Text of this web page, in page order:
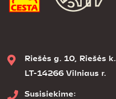
Riešės g. 10, Riešės k.,
LT-14266 Vilniaus r.
Susisiekime: